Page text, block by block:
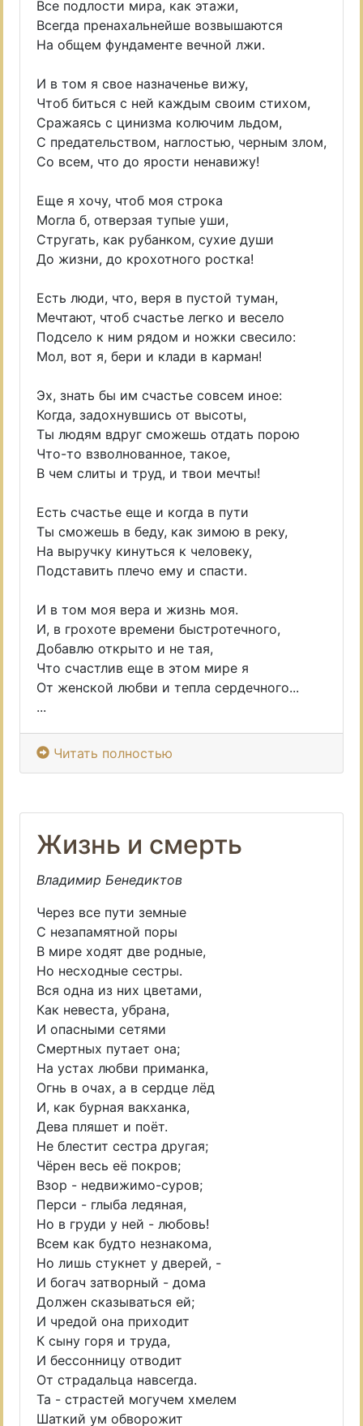
Все подлости мира, как этажи,
Всегда пренахальнейше возвышаются
На общем фундаменте вечной лжи.
И в том я свое назначенье вижу,
Чтоб биться с ней каждым своим стихом,
Сражаясь с цинизма колючим льдом,
С предательством, наглостью, черным злом,
Со всем, что до ярости ненавижу!
Еще я хочу, чтоб моя строка
Могла б, отверзая тупые уши,
Стругать, как рубанком, сухие души
До жизни, до крохотного ростка!
Есть люди, что, веря в пустой туман,
Мечтают, чтоб счастье легко и весело
Подсело к ним рядом и ножки свесило:
Мол, вот я, бери и клади в карман!
Эх, знать бы им счастье совсем иное:
Когда, задохнувшись от высоты,
Ты людям вдруг сможешь отдать порою
Что-то взволнованное, такое,
В чем слиты и труд, и твои мечты!
Есть счастье еще и когда в пути
Ты сможешь в беду, как зимою в реку,
На выручку кинуться к человеку,
Подставить плечо ему и спасти.
И в том моя вера и жизнь моя.
И, в грохоте времени быстротечного,
Добавлю открыто и не тая,
Что счастлив еще в этом мире я
От женской любви и тепла сердечного...
...
Читать полностью
Жизнь и смерть
Владимир Бенедиктов
Через все пути земные
С незапамятной поры
В мире ходят две родные,
Но несходные сестры.
Вся одна из них цветами,
Как невеста, убрана,
И опасными сетями
Смертных путает она;
На устах любви приманка,
Огнь в очах, а в сердце лёд
И, как бурная вакханка,
Дева пляшет и поёт.
Не блестит сестра другая;
Чёрен весь её покров;
Взор - недвижимо-суров;
Перси - глыба ледяная,
Но в груди у ней - любовь!
Всем как будто незнакома,
Но лишь стукнет у дверей, -
И богач затворный - дома
Должен сказываться ей;
И чредой она приходит
К сыну горя и труда,
И бессонницу отводит
От страдальца навсегда.
Та - страстей могучем хмелем
Шаткий ум обворожит